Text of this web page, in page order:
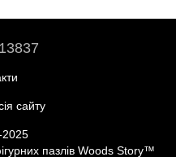
сайту
пазлів Woods Story™